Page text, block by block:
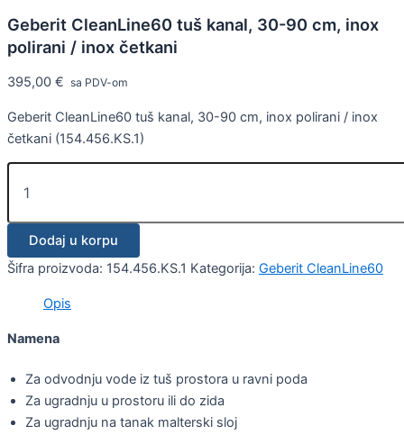
Geberit CleanLine60 tuš kanal, 30-90 cm, inox
polirani / inox četkani
395,00 € sa PDV-om
Geberit CleanLine60 tuš kanal, 30-90 cm, inox polirani / inox
četkani (154.456.KS.1)
Dodaj u korpu
Šifra proizvoda: 154.456.KS.1 Kategorija: Geberit CleanLine60
Opis
Namena
Za odvodnju vode iz tuš prostora u ravni poda
Za ugradnju u prostoru ili do zida
Za ugradnju na tanak malterski sloj